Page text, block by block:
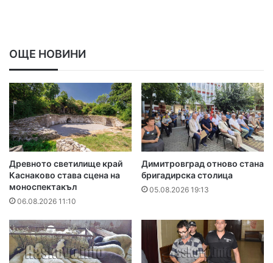
ОЩЕ НОВИНИ
Древното светилище край
Каснаково става сцена на
моноспектакъл
06.08.2026 11:10
Димитровград отново стана
бригадирска столица
05.08.2026 19:13